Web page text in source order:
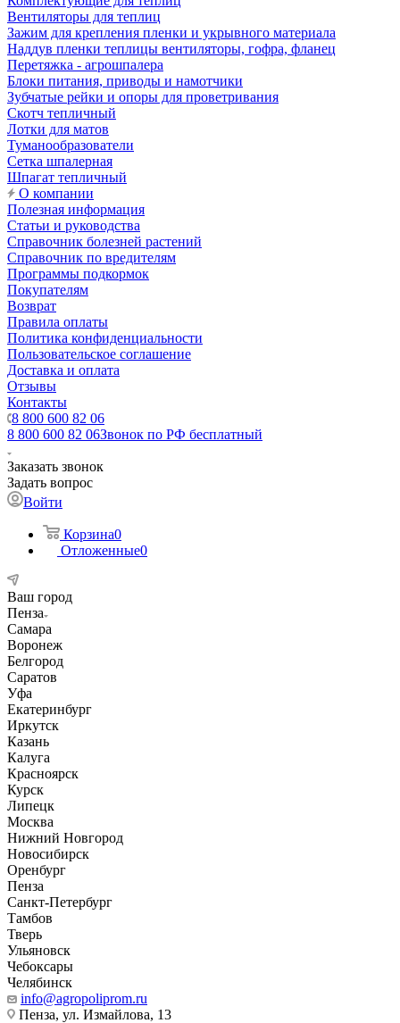
Вентиляторы для теплиц
Зажим для крепления пленки и укрывного материала
Наддув пленки теплицы вентиляторы, гофра, фланец
Перетяжка - агрошпалера
Блоки питания, приводы и намотчики
Зубчатые рейки и опоры для проветривания
Скотч тепличный
Лотки для матов
Туманообразователи
Сетка шпалерная
Шпагат тепличный
О компании
Полезная информация
Статьи и руководства
Справочник болезней растений
Справочник по вредителям
Программы подкормок
Покупателям
Возврат
Правила оплаты
Политика конфиденциальности
Пользовательское соглашение
Доставка и оплата
Отзывы
Контакты
8 800 600 82 06
8 800 600 82 06Звонок по РФ бесплатный
Заказать звонок
Задать вопрос
Войти
Корзина0
Отложенные0
Ваш город
Пенза
Самара
Воронеж
Белгород
Саратов
Уфа
Екатеринбург
Иркутск
Казань
Калуга
Красноярск
Курск
Липецк
Москва
Нижний Новгород
Новосибирск
Оренбург
Пенза
Санкт-Петербург
Тамбов
Тверь
Ульяновск
Чебоксары
Челябинск
info@agropoliprom.ru
Пенза, ул. Измайлова, 13